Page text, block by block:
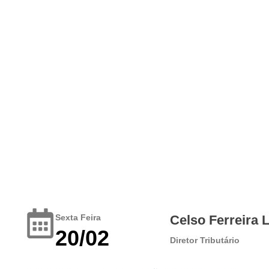
Sexta Feira
20/02
Celso Ferreira
Diretor Tributário